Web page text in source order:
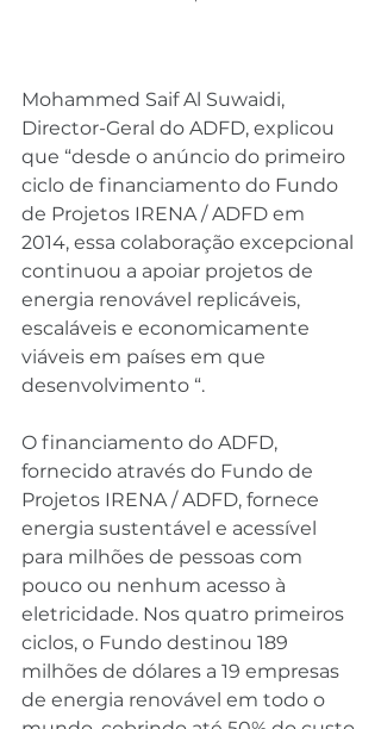
Mohammed Saif Al Suwaidi,
Director-Geral do ADFD, explicou
que “desde o anúncio do primeiro
ciclo de financiamento do Fundo
de Projetos IRENA / ADFD em
2014, essa colaboração excepcional
continuou a apoiar projetos de
energia renovável replicáveis,
escaláveis ​​e economicamente
viáveis ​​em países em que
desenvolvimento “.
O financiamento do ADFD,
fornecido através do Fundo de
Projetos IRENA / ADFD, fornece
energia sustentável e acessível
para milhões de pessoas com
pouco ou nenhum acesso à
eletricidade. Nos quatro primeiros
ciclos, o Fundo destinou 189
milhões de dólares a 19 empresas
de energia renovável em todo o